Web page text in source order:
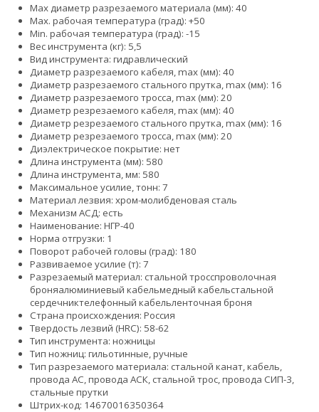
Max диаметр разрезаемого материала (мм): 40
Max. рабочая температура (град): +50
Min. рабочая температура (град): -15
Вес инструмента (кг): 5,5
Вид инструмента: гидравлический
Диаметр разрезаемого кабеля, max (мм): 40
Диаметр разрезаемого стального прутка, max (мм): 16
Диаметр разрезаемого тросса, max (мм): 20
Диаметр резрезаемого кабеля, max (мм): 40
Диаметр резрезаемого стального прутка, max (мм): 16
Диаметр резрезаемого тросса, max (мм): 20
Диэлектрическое покрытие: нет
Длина инструмента (мм): 580
Длина инструмента, мм: 580
Максимальное усилие, тонн: 7
Материал лезвия: хром-молибденовая сталь
Механизм АСД: есть
Наименование: НГР-40
Норма отгрузки: 1
Поворот рабочей головы (град): 180
Развиваемое усилие (т): 7
Разрезаемый материал: стальной тросспроволочная
броняалюминиевый кабельмедный кабельстальной
сердечниктелефонный кабельленточная броня
Страна происхождения: Россия
Твердость лезвий (HRC): 58-62
Тип инструмента: ножницы
Тип ножниц: гильотинные, ручные
Тип разрезаемого материала: стальной канат, кабель,
провода АС, провода АСК, стальной трос, провода СИП-3,
стальные прутки
Штрих-код: 14670016350364